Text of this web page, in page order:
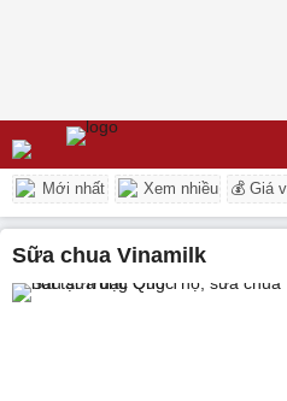
Mới nhất Xem nhiều 💰 Giá
sữa chua Vinamilk